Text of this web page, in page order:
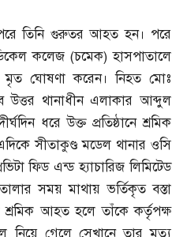
তিনি গুরুতর আহত হন। পরে
কলেজ (চমেক)হাসপাতালে
মৃত ঘোষণা করেন। নিহত মোঃ
থানাধীন এলাকার আব্দুল
ধরে উক্ত প্রতিষ্ঠানে শ্রমিক
সীতাকুণ্ড মডেল থানার ওসি
ফিড এন্ড হ্যাচারিজ লিমিটেড
সময় মাথায় ভর্তিকৃত বস্তা
আহত হলে তাঁকে কর্তৃপক্ষ